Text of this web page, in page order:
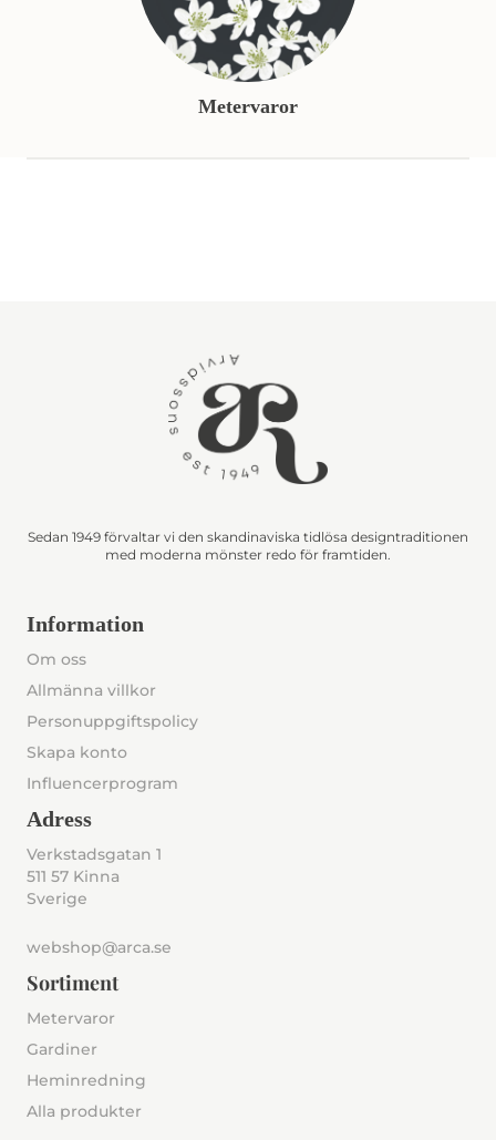
Metervaror
Sedan 1949 förvaltar vi den skandinaviska tidlösa designtraditionen
med moderna mönster redo för framtiden.
Information
Om oss
Allmänna villkor
Personuppgiftspolicy
Skapa konto
Influencerprogram
Adress
Verkstadsgatan 1
511 57 Kinna
Sverige
webshop@arca.se
Sortiment
Metervaror
Gardiner
Heminredning
Alla produkter